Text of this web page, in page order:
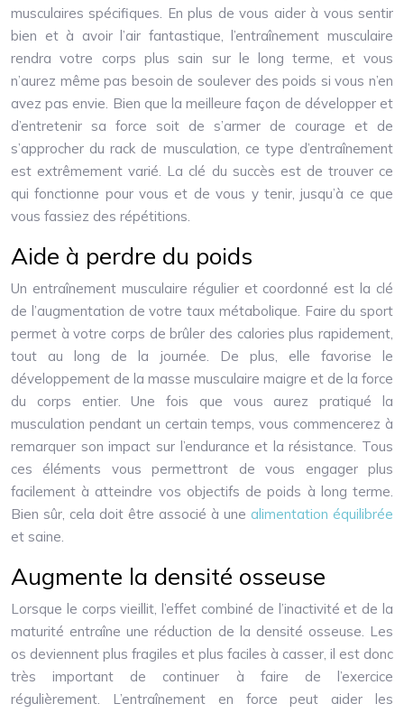
musculaires spécifiques. En plus de vous aider à vous sentir
bien et à avoir l’air fantastique, l’entraînement musculaire
rendra votre corps plus sain sur le long terme, et vous
n’aurez même pas besoin de soulever des poids si vous n’en
avez pas envie. Bien que la meilleure façon de développer et
d’entretenir sa force soit de s’armer de courage et de
s’approcher du rack de musculation, ce type d’entraînement
est extrêmement varié. La clé du succès est de trouver ce
qui fonctionne pour vous et de vous y tenir, jusqu’à ce que
vous fassiez des répétitions.
Aide à perdre du poids
Un entraînement musculaire régulier et coordonné est la clé
de l’augmentation de votre taux métabolique. Faire du sport
permet à votre corps de brûler des calories plus rapidement,
tout au long de la journée. De plus, elle favorise le
développement de la masse musculaire maigre et de la force
du corps entier. Une fois que vous aurez pratiqué la
musculation pendant un certain temps, vous commencerez à
remarquer son impact sur l’endurance et la résistance. Tous
ces éléments vous permettront de vous engager plus
facilement à atteindre vos objectifs de poids à long terme.
Bien sûr, cela doit être associé à une alimentation équilibrée
et saine.
Augmente la densité osseuse
Lorsque le corps vieillit, l’effet combiné de l’inactivité et de la
maturité entraîne une réduction de la densité osseuse. Les
os deviennent plus fragiles et plus faciles à casser, il est donc
très important de continuer à faire de l’exercice
régulièrement. L’entraînement en force peut aider les